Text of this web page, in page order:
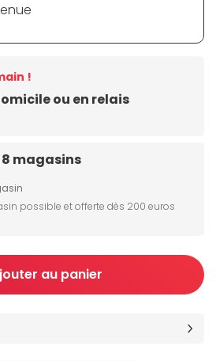
ou en relais
!
8 magasins
possible et offerte dès 200 euros
au panier